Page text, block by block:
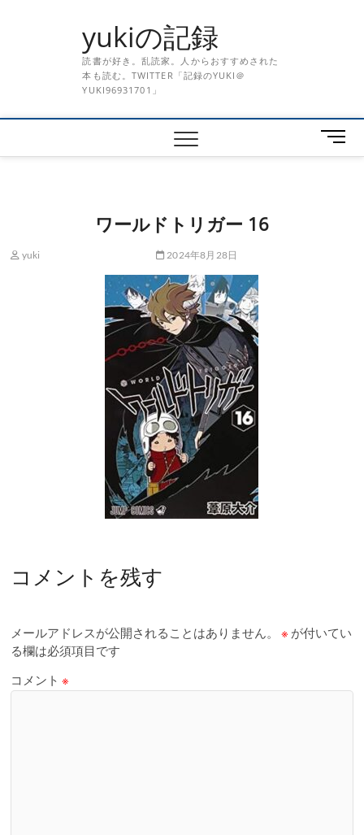
yukiの記録
読書が好き。乱読家。人からおすすめされた
本も読む。TWITTER「記録のYUKI＠
YUKI96931701」
メ
ニ
ワールドトリガー 16
yuki 2024年8月28日
コメントを残す
メールアドレスが公開されることはありません。 ※ が付いてい
る欄は必須項目です
コメント※